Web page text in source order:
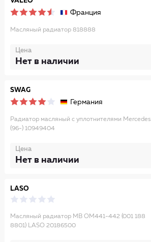
Франция
Масляный радиатор 818888
Цена
Нет в наличии
SWAG
Германия
Радиатор масляный с уплотнителями Mercedes
(96-) 10949404
Цена
Нет в наличии
LASO
Масляный радиатор MB OM441-442 (001 188
8801) LASO 20186500